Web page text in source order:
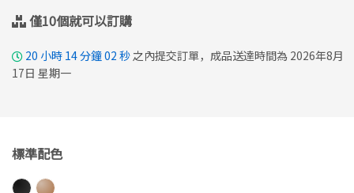
僅10個就可以訂購
20 小時 14分鐘02 秒 之內提交訂單，成品送達時間為 2026年8月
17日 星期一
標準配色